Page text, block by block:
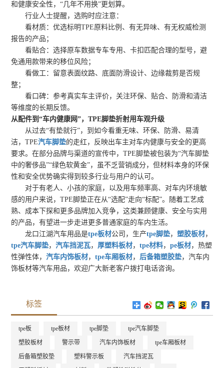
和健康安全性，“几年不用换”更划算。
行业人士提醒，选购时应注意：
看材质：优选标明TPE原料比例、有无异味、有无权威检测
报告的产品；
看贴合：选择原车数据专车专用、卡扣匹配合理的型号，避
免通用款带来的移位风险；
看做工：留意表面纹路、底面防滑设计、边缘裁剪是否规
整；
看口碑：参考真实车主评价，关注环保、贴合、防滑和清洁
等维度的长期反馈。
从配件到“车内健康网”，TPE脚垫折射用车观升级
从过去“有垫就行”，到如今看重无味、环保、防滑、易清
洁，TPE汽车脚垫的走红，反映出车主对车内健康与安全的更高
要求。在部分品牌与渠道的宣传中，TPE脚垫被包装为“汽车脚垫
中的奢侈品”“绿色软黄金”，虽不乏营销成分，但材料本身的环保
性和安全优势确实得到较多行业与用户的认可。
对于有老人、小孩的家庭，以及用车频率高、对车内环境敏
感的用户来说，TPE脚垫正在从“选配”走向“标配”。随着工艺成
熟、成本下探和更多品牌加入竞争，这类兼顾健康、安全与实用
的产品，有望进一步走进更多普通家庭的车内生活。
龙口江湖汽车用品是tpe板材公司，生产tpe脚垫，塑胶板材，
tpe汽车脚垫，汽车挡泥瓦， 厚塑料板材，tpe材料，pe板材，热塑
性弹性体，汽车内饰板材，tpe车厢板材， 后备箱塑胶垫，汽车内
饰板材等汽车用品，欢迎广大新老客户拨打电话咨询。
标签
tpe板 tpe板材 tpe脚垫
tpe汽车脚垫
塑胶板材
警示带 汽车内饰板材
tpe车厢板材
后备箱塑胶垫
塑料警示板
汽车挡泥瓦